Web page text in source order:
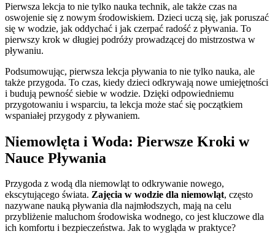
Pierwsza lekcja to nie tylko nauka technik, ale także czas na
oswojenie się z nowym środowiskiem. Dzieci uczą się, jak poruszać
się w wodzie, jak oddychać i jak czerpać radość z pływania. To
pierwszy krok w długiej podróży prowadzącej do mistrzostwa w
pływaniu.
Podsumowując, pierwsza lekcja pływania to nie tylko nauka, ale
także przygoda. To czas, kiedy dzieci odkrywają nowe umiejętności
i budują pewność siebie w wodzie. Dzięki odpowiedniemu
przygotowaniu i wsparciu, ta lekcja może stać się początkiem
wspaniałej przygody z pływaniem.
Niemowlęta i Woda: Pierwsze Kroki w
Nauce Pływania
Przygoda z wodą dla niemowląt to odkrywanie nowego,
ekscytującego świata. Zajęcia w wodzie dla niemowląt, często
nazywane nauką pływania dla najmłodszych, mają na celu
przybliżenie maluchom środowiska wodnego, co jest kluczowe dla
ich komfortu i bezpieczeństwa. Jak to wygląda w praktyce?